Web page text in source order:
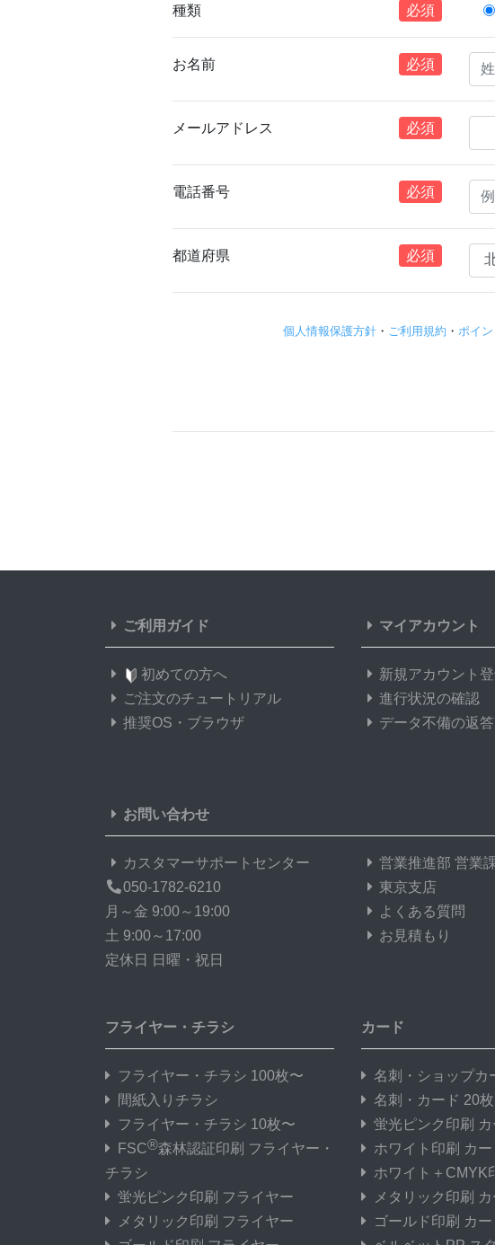
種類 必須
お名前 必須
メールアドレス 必須
電話番号 必須
都道府県 必須
個人情報保護方針・ ご利用規約 ・ ポイ
ご利用ガイド
初めての方へ
ご注文のチュートリアル
推奨OS・ブラウザ
マイアカウント
新規アカウント
進行状況の確認
データ不備の返答
お問い合わせ
カスタマーサポートセンター
050-1782-6210
月～金 9:00～19:00
土 9:00～17:00
定休日 日曜・祝日
営業推進部 営業
東京支店
よくある質問
お見積もり
フライヤー・チラシ
フライヤー・チラシ 100枚〜
間紙入りチラシ
フライヤー・チラシ 10枚〜
FSC®森林認証印刷 フライヤー・
チラシ
蛍光ピンク印刷 フライヤー
メタリック印刷 フライヤー
カード
名刺・ショップカ
名刺・カード 20
蛍光ピンク印刷 カ
ホワイト印刷 カー
ホワイト＋CMYK
メタリック印刷 カ
ゴールド印刷 カー